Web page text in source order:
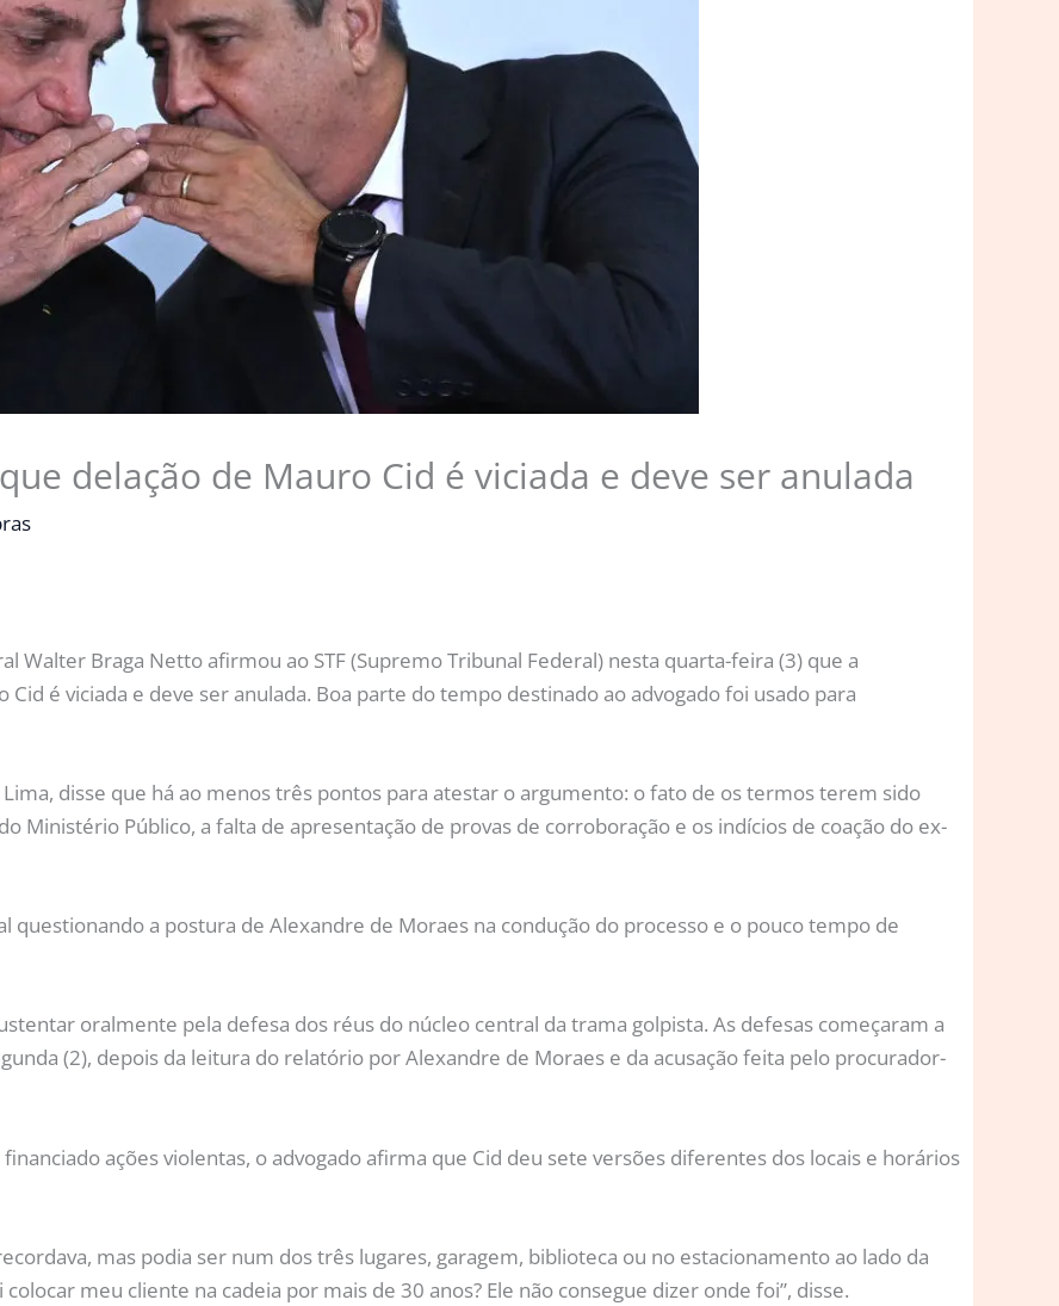
delação de Mauro Cid é viciada e deve ser anulada
Walter Braga Netto afirmou ao STF (Supremo Tribunal Federal) nesta quarta-feira (3) que a
é viciada e deve ser anulada. Boa parte do tempo destinado ao advogado foi usado para
disse que há ao menos três pontos para atestar o argumento: o fato de os termos terem sido
Ministério Público, a falta de apresentação de provas de corroboração e os indícios de coação do ex-
questionando a postura de Alexandre de Moraes na condução do processo e o pouco tempo de
oralmente pela defesa dos réus do núcleo central da trama golpista. As defesas começaram a
(2), depois da leitura do relatório por Alexandre de Moraes e da acusação feita pelo procurador-
ações violentas, o advogado afirma que Cid deu sete versões diferentes dos locais e horários
mas podia ser num dos três lugares, garagem, biblioteca ou no estacionamento ao lado da
colocar meu cliente na cadeia por mais de 30 anos? Ele não consegue dizer onde foi”, disse.